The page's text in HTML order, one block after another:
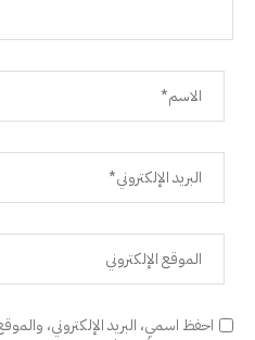
احفظ اسمي، البريد الإلكتروني،